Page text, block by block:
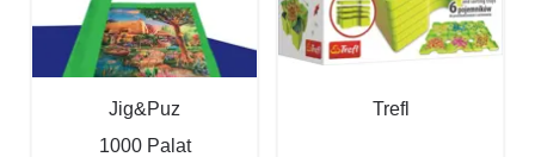
Jig&Puz
1000 Palat
Trefl